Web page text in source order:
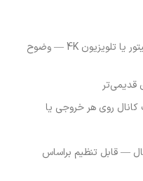
خروجی اصلی برای مانیتور یا تلویزیون 4K — وضوح
قدیمی‌تر
روی هر خروجی یا
8، 9، 16 کانال — قابل تنظیم براساس